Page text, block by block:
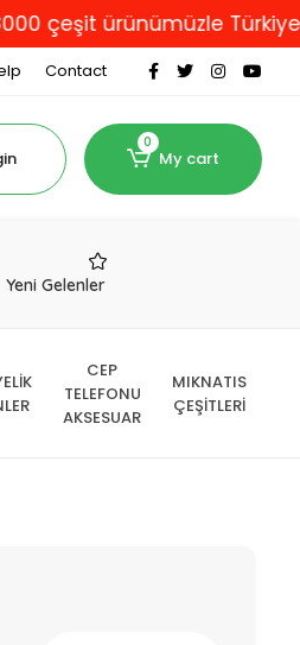
ürünümüzle Türkiye'nin
Contact
0
My cart
Yeni Gelenler
CEP
TELEFONU
AKSESUAR
MIKNATIS
ÇEŞİTLERİ